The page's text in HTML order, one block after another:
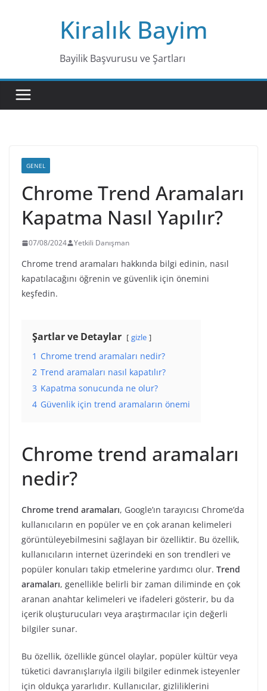
Kiralık Bayim
Bayilik Başvurusu ve Şartları
GENEL
Chrome Trend Aramaları
Kapatma Nasıl Yapılır?
07/08/2024 Yetkili Danışman
Chrome trend aramaları hakkında bilgi edinin, nasıl
kapatılacağını öğrenin ve güvenlik için önemini
keşfedin.
Şartlar ve Detaylar gizle
1 Chrome trend aramaları nedir?
2 Trend aramaları nasıl kapatılır?
3 Kapatma sonucunda ne olur?
4 Güvenlik için trend aramaların önemi
Chrome trend aramaları
nedir?
Chrome trend aramaları, Google’ın tarayıcısı Chrome’da
kullanıcıların en popüler ve en çok aranan kelimeleri
görüntüleyebilmesini sağlayan bir özelliktir. Bu özellik,
kullanıcıların internet üzerindeki en son trendleri ve
popüler konuları takip etmelerine yardımcı olur. Trend
aramaları, genellikle belirli bir zaman diliminde en çok
aranan anahtar kelimeleri ve ifadeleri gösterir, bu da
içerik oluşturucuları veya araştırmacılar için değerli
bilgiler sunar.
Bu özellik, özellikle güncel olaylar, popüler kültür veya
tüketici davranışlarıyla ilgili bilgiler edinmek isteyenler
için oldukça yararlıdır. Kullanıcılar, gizliliklerini